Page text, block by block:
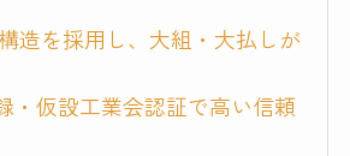
造を採用し、大組・大払しが
・仮設工業会認証で高い信頼